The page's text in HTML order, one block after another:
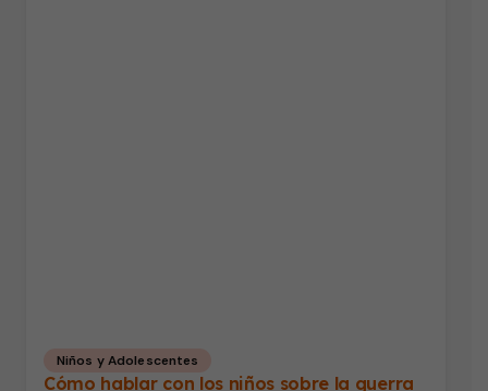
Niños y Adolescentes
Cómo hablar con los niños sobre la guerra